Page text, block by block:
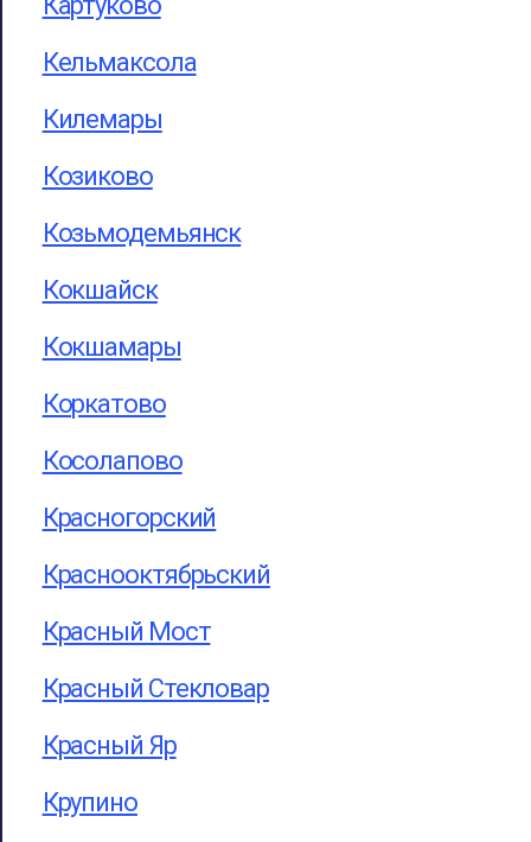
Кельмаксола
Килемары
Козиково
Козьмодемьянск
Кокшайск
Кокшамары
Коркатово
Косолапово
Красногорский
Краснооктябрьский
Красный Мост
Красный Стекловар
Красный Яр
Крупино